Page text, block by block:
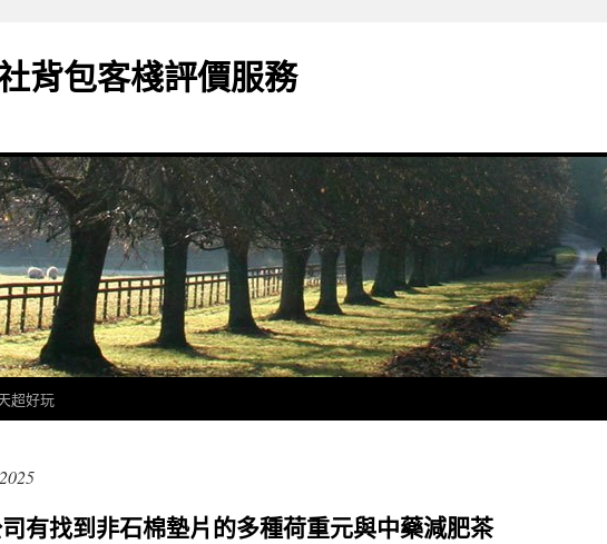
背包客棧評價服務
超好玩
有找到非石棉墊片的多種荷重元與中藥減肥茶